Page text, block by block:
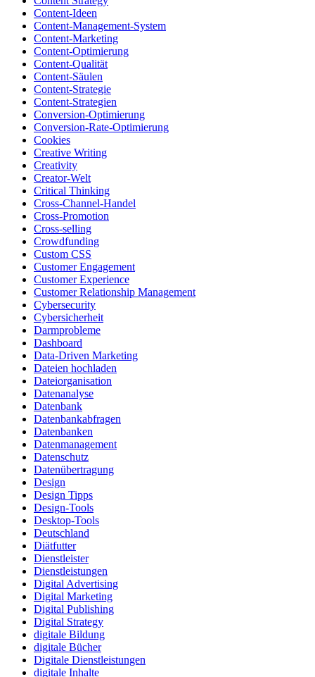
Content-Ideen
Content-Management-System
Content-Marketing
Content-Optimierung
Content-Qualität
Content-Säulen
Content-Strategie
Content-Strategien
Conversion-Optimierung
Conversion-Rate-Optimierung
Cookies
Creative Writing
Creativity
Creator-Welt
Critical Thinking
Cross-Channel-Handel
Cross-Promotion
Cross-selling
Crowdfunding
Custom CSS
Customer Engagement
Customer Experience
Customer Relationship Management
Cybersecurity
Cybersicherheit
Darmprobleme
Dashboard
Data-Driven Marketing
Dateien hochladen
Dateiorganisation
Datenanalyse
Datenbank
Datenbankabfragen
Datenbanken
Datenmanagement
Datenschutz
Datenübertragung
Design
Design Tipps
Design-Tools
Desktop-Tools
Deutschland
Diätfutter
Dienstleister
Dienstleistungen
Digital Advertising
Digital Marketing
Digital Publishing
Digital Strategy
digitale Bildung
digitale Bücher
Digitale Dienstleistungen
digitale Inhalte